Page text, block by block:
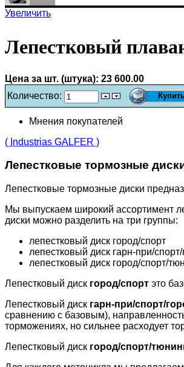
Увеличить
Лепестковый
Цена за шт. (штука): 23 600.00
Количество:
Мнения покупателей
( Industrias GALFER )
Лепестковые тормозные
Лепестковые тормозные диски
Мы выпускаем широкий ассортимент
диски можно разделить на три группы:
лепестковый диск город/спорт
лепестковый диск гарн-при/спорт/
лепестковый диск город/спорт/
Лепестковый диск город/спорт это
Лепестковый диск гарн-при/спорт/
сравнению с базовым),
торможениях, но сильнее расходует
Лепестковый диск город/спорт/